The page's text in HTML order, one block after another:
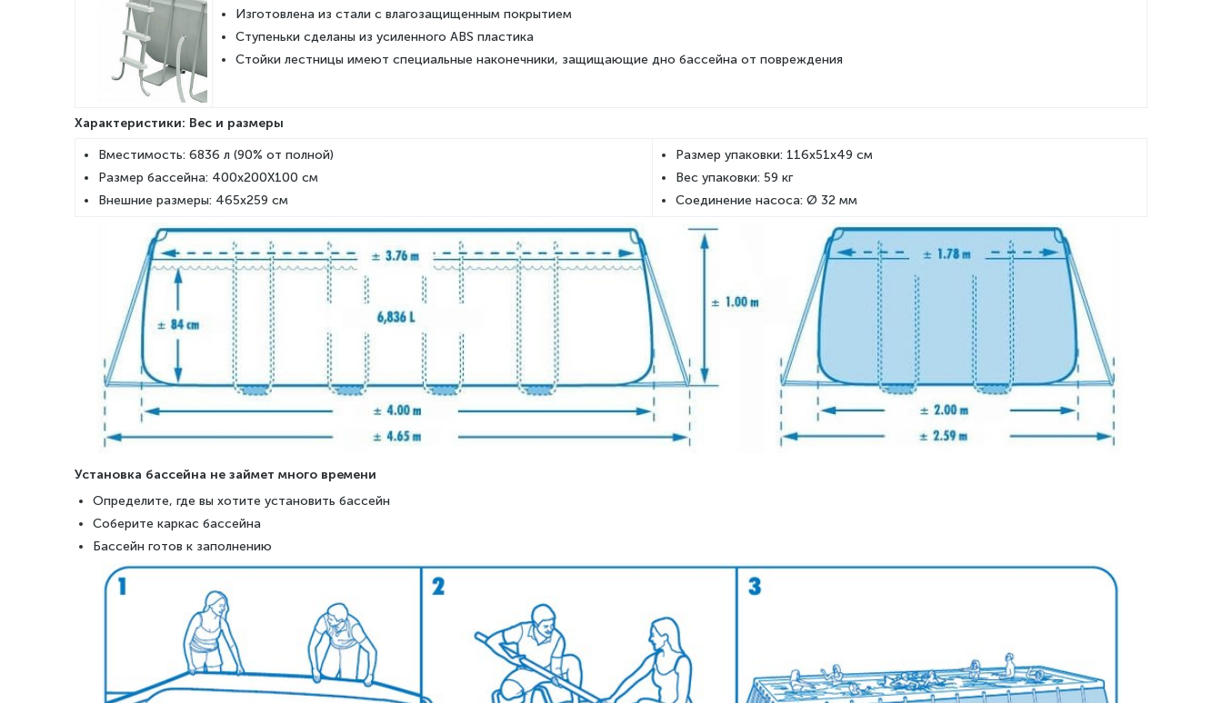
Изготовлена из стали с влагозащищенным покрытием
Ступеньки сделаны из усиленного ABS пластика
Стойки лестницы имеют специальные наконечники, защищающие дно бассейна от повреждения
Характеристики: Вес и размеры
Вместимость: 6836 л (90% от полной)
Размер бассейна: 400х200X100 см
Внешние размеры: 465х259 см
Размер упаковки: 116x51x49 см
Вес упаковки: 59 кг
Соединение насоса: Ø 32 мм
Установка бассейна не займет много времени
Определите, где вы хотите установить бассейн
Соберите каркас бассейна
Бассейн готов к заполнению